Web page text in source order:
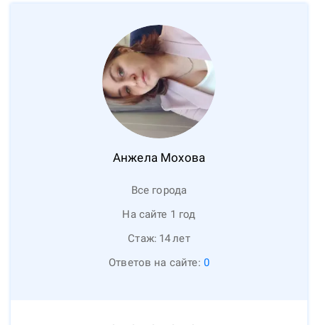
Анжела Мохова
Все города
На сайте 1 год
Стаж: 14лет
Ответов на сайте: 0